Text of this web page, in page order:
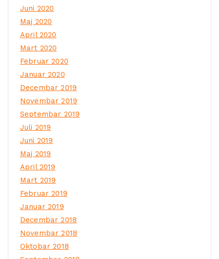
Juni 2020
Maj 2020
April 2020
Mart 2020
Februar 2020
Januar 2020
Decembar 2019
Novembar 2019
Septembar 2019
Juli 2019
Juni 2019
Maj 2019
April 2019
Mart 2019
Februar 2019
Januar 2019
Decembar 2018
Novembar 2018
Oktobar 2018